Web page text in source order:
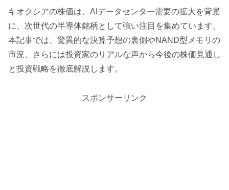
キオクシアの株価は、AIデータセンター需要の拡大を背景
に、次世代の半導体銘柄として強い注目を集めています。
本記事では、驚異的な決算予想の裏側やNAND型メモリの
市況、さらには投資家のリアルな声から今後の株価見通し
と投資戦略を徹底解説します。
スポンサーリンク